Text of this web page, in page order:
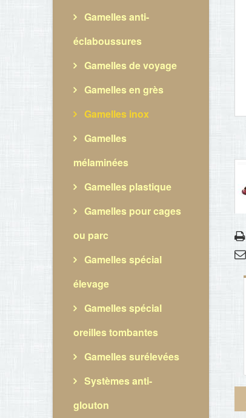
Gamelles anti-
éclaboussures
Gamelles de voyage
Gamelles en grès
Gamelles inox
Gamelles
mélaminées
Gamelles plastique
Gamelles pour cages
ou parc
Gamelles spécial
élevage
Gamelles spécial
oreilles tombantes
Gamelles surélevées
Systèmes anti-
glouton